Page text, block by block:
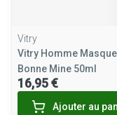
Vitry
Vitry Homme
Bonne Mine 50ml
16,95 €
Ajouter au